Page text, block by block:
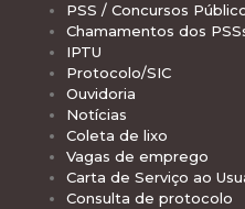
PSS / Concursos
Chamamentos dos
IPTU
Protocolo/SIC
Ouvidoria
Notícias
Coleta de lixo
Vagas de emprego
Carta de Serviço ao
Consulta de protocolo